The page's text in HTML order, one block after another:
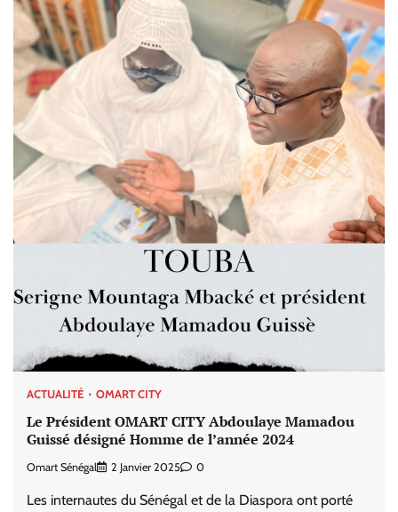
ACTUALITÉ OMART CITY
Le Président OMART CITY Abdoulaye Mamadou
Guissé désigné Homme de l’année 2024
Omart Sénégal 2 Janvier 2025 0
Les internautes du Sénégal et de la Diaspora ont porté